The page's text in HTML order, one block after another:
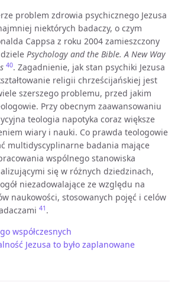
problem zdrowia psychicznego Jezusa
niektórych badaczy, o czym
Cappsa z roku 2004 zamieszczony
Psychology and the Bible. A New Way
40. Zagadnienie, jak stan psychiki Jezusa
religii chrześcijańskiej jest
szerszego problemu, przed jakim
Przy obecnym zaawansowaniu
teologia napotyka coraz większe
wiary i nauki. Co prawda teologowie
multidyscyplinarne badania mające
wspólnego stanowiska
się w różnych dziedzinach,
niezadowalające ze względu na
naukowości, stosowanych pojęć i celów
41 .
współczesnych
Jezusa to było zaplanowane